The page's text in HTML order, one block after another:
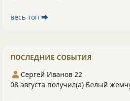
весь топ ⮕
ПОСЛЕДНИЕ СОБЫТИЯ
Сергей Иванов 22
08 августа получил(а) Белый